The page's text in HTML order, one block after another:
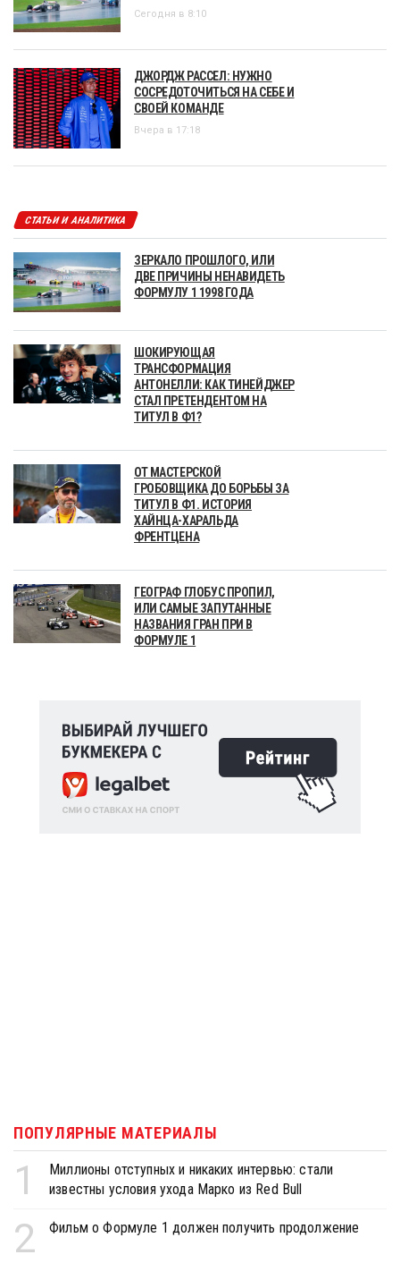
Сегодня в 8:10
ДЖОРДЖ РАССЕЛ: НУЖНО
СОСРЕДОТОЧИТЬСЯ НА СЕБЕ И
СВОЕЙ КОМАНДЕ
Вчера в 17:18
СТАТЬИ И АНАЛИТИКА
ЗЕРКАЛО ПРОШЛОГО, ИЛИ
ДВЕ ПРИЧИНЫ НЕНАВИДЕТЬ
ФОРМУЛУ 1 1998 ГОДА
ШОКИРУЮЩАЯ
ТРАНСФОРМАЦИЯ
АНТОНЕЛЛИ: КАК ТИНЕЙДЖЕР
СТАЛ ПРЕТЕНДЕНТОМ НА
ТИТУЛ В Ф1?
ОТ МАСТЕРСКОЙ
ГРОБОВЩИКА ДО БОРЬБЫ ЗА
ТИТУЛ В Ф1. ИСТОРИЯ
ХАЙНЦА-ХАРАЛЬДА
ФРЕНТЦЕНА
ГЕОГРАФ ГЛОБУС ПРОПИЛ,
ИЛИ САМЫЕ ЗАПУТАННЫЕ
НАЗВАНИЯ ГРАН ПРИ В
ФОРМУЛЕ 1
ПОПУЛЯРНЫЕ МАТЕРИАЛЫ
1
Миллионы отступных и никаких интервью: стали
известны условия ухода Марко из Red Bull
2 Фильм о Формуле 1 должен получить продолжение